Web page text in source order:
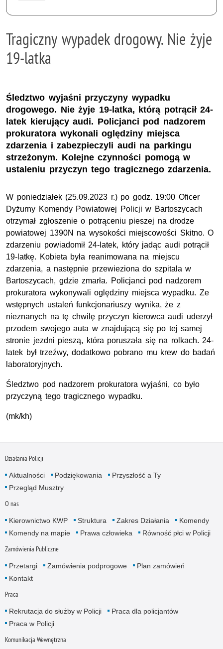
Tragiczny wypadek drogowy. Nie żyje
19-latka
Śledztwo wyjaśni przyczyny wypadku
drogowego. Nie żyje 19-latka, którą potrącił 24-
latek kierujący audi. Policjanci pod nadzorem
prokuratora wykonali oględziny miejsca
zdarzenia i zabezpieczyli audi na parkingu
strzeżonym. Kolejne czynności pomogą w
ustaleniu przyczyn tego tragicznego zdarzenia.
W poniedziałek (25.09.2023 r.) po godz. 19:00 Oficer
Dyżurny Komendy Powiatowej Policji w Bartoszycach
otrzymał zgłoszenie o potrąceniu pieszej na drodze
powiatowej 1390N na wysokości miejscowości Skitno. O
zdarzeniu powiadomił 24-latek, który jadąc audi potrącił
19-latkę. Kobieta była reanimowana na miejscu
zdarzenia, a następnie przewieziona do szpitala w
Bartoszycach, gdzie zmarła. Policjanci pod nadzorem
prokuratora wykonywali oględziny miejsca wypadku. Ze
wstępnych ustaleń funkcjonariuszy wynika, że z
nieznanych na tę chwilę przyczyn kierowca audi uderzył
przodem swojego auta w znajdującą się po tej samej
stronie jezdni pieszą, która poruszała się na rolkach. 24-
latek był trzeźwy, dodatkowo pobrano mu krew do badań
laboratoryjnych.
Śledztwo pod nadzorem prokuratora wyjaśni, co było
przyczyną tego tragicznego wypadku.
(mk/kh)
Działania Policji
Aktualności Podziękowania
Przyszłość a Ty
Przegląd Musztry
O nas
Kierownictwo KWP Struktura Zakres Działania
Komendy
Komendy na mapie
Prawa człowieka Równość płci w Policji
Zamówienia Publiczne
Przetargi Zamówienia podprogowe
Plan zamówień
Kontakt
Praca
Rekrutacja do służby w Policji
Praca dla policjantów
Praca w Policji
Komunikacja Wewnętrzna